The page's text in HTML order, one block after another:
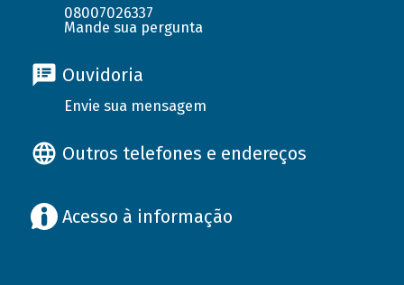
08007026337
Mande sua pergunta
Ouvidoria
Envie sua mensagem
Outros telefones e endereços
Acesso à informação